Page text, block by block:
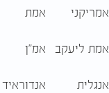
אמריקני אמת
אמת ליעקב אמ״ן
אנגלית אנדוראיד